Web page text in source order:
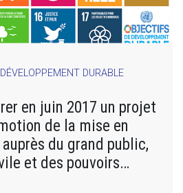
DURABLE
en juin 2017 un projet
de la mise en
du grand public,
et des pouvoirs